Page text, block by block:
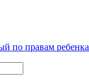
по правам ребенка